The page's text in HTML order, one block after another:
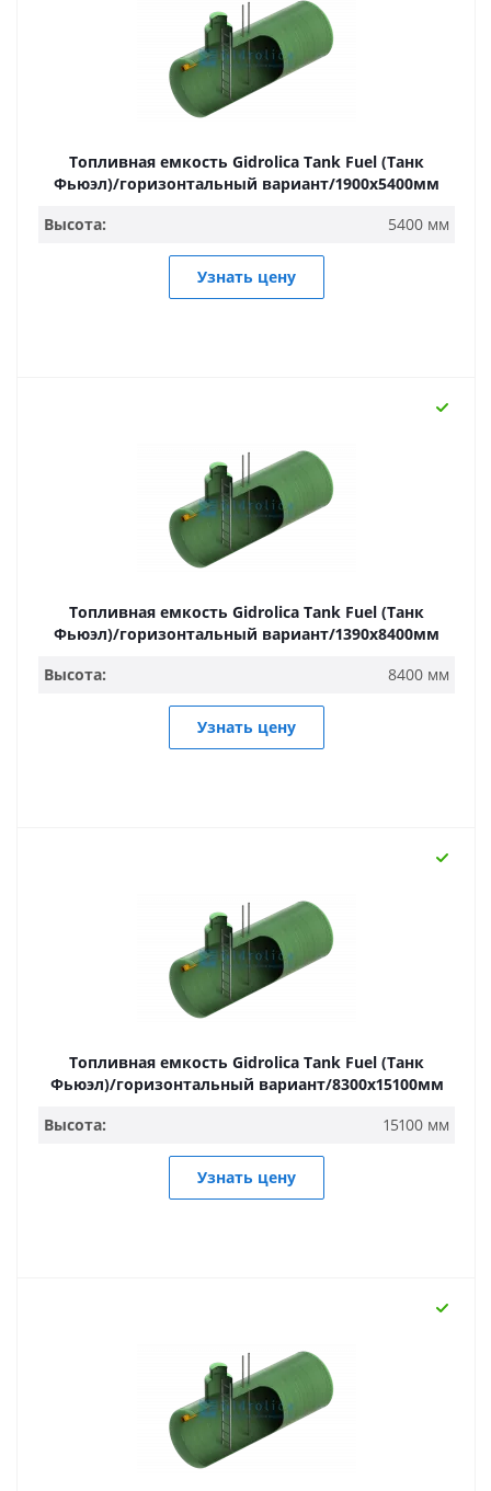
Топливная емкость Gidrolica Tank Fuel (Танк
Фьюэл)/горизонтальный вариант/1900х5400мм
Высота:
5400 мм
Узнать цену
Топливная емкость Gidrolica Tank Fuel (Танк
Фьюэл)/горизонтальный вариант/1390х8400мм
Высота:
8400 мм
Узнать цену
Топливная емкость Gidrolica Tank Fuel (Танк
Фьюэл)/горизонтальный вариант/8300х15100мм
Высота:
15100 мм
Узнать цену